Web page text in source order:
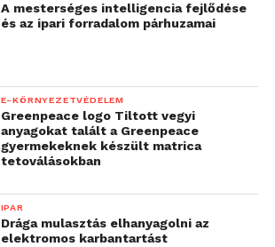
A mesterséges intelligencia fejlődése
és az ipari forradalom párhuzamai
E-KÖRNYEZETVÉDELEM
Greenpeace logo Tiltott vegyi
anyagokat talált a Greenpeace
gyermekeknek készült matrica
tetoválásokban
IPAR
Drága mulasztás elhanyagolni az
elektromos karbantartást